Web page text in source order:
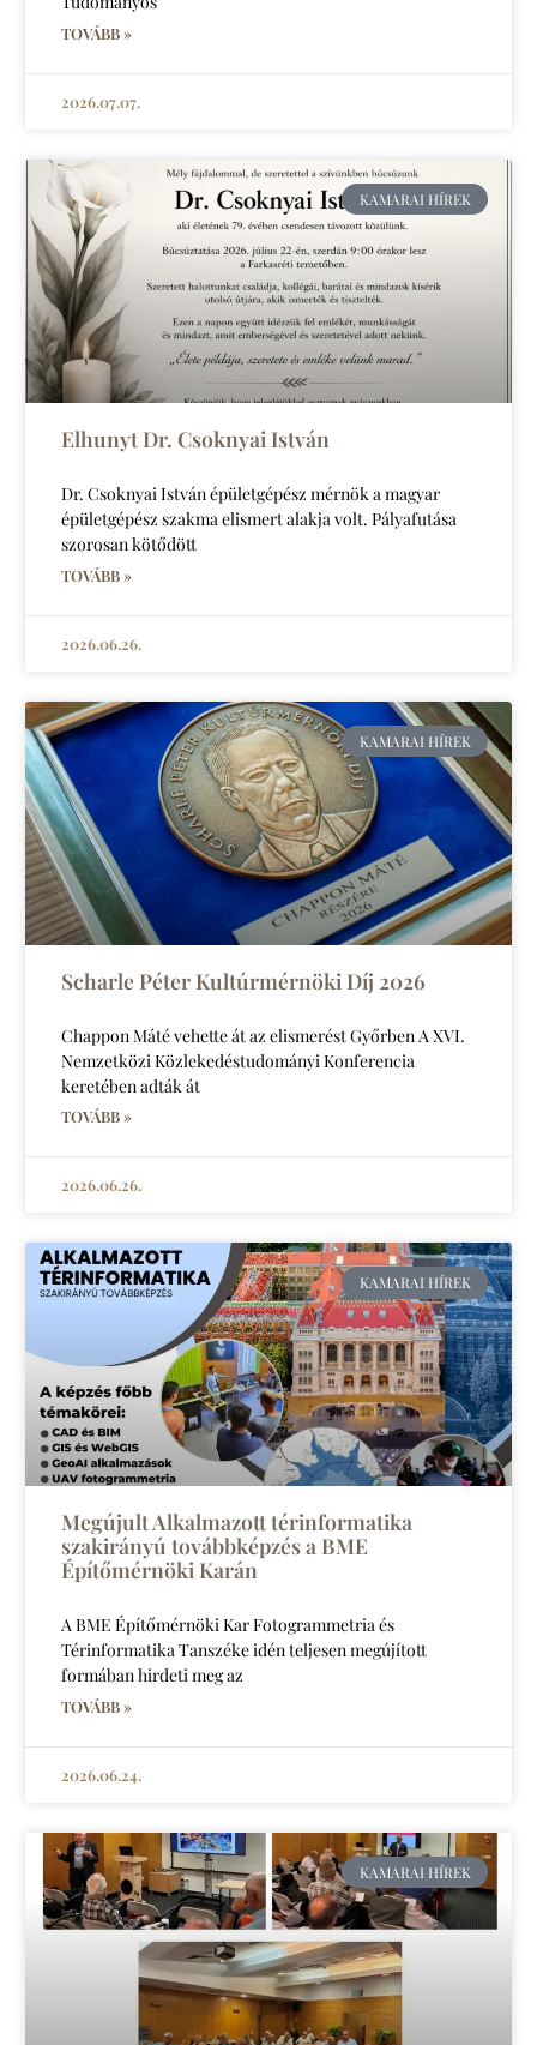
TOVÁBB »
2026.07.07.
KAMARAI HÍREK
Elhunyt Dr. Csoknyai István
Dr. Csoknyai István épületgépész mérnök a magyar
épületgépész szakma elismert alakja volt. Pályafutása
szorosan kötődött
TOVÁBB »
2026.06.26.
KAMARAI HÍREK
Scharle Péter Kultúrmérnöki Díj 2026
Chappon Máté vehette át az elismerést Győrben A XVI.
Nemzetközi Közlekedéstudományi Konferencia
keretében adták át
TOVÁBB »
2026.06.26.
KAMARAI HÍREK
Megújult Alkalmazott térinformatika
szakirányú továbbképzés a BME
Építőmérnöki Karán
A BME Építőmérnöki Kar Fotogrammetria és
Térinformatika Tanszéke idén teljesen megújított
formában hirdeti meg az
TOVÁBB »
2026.06.24.
KAMARAI HÍREK